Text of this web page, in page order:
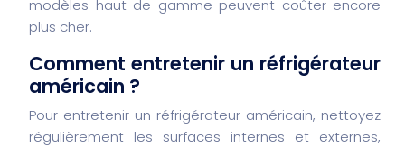
modèles haut de gamme peuvent coûter encore
plus cher.
Comment entretenir un réfrigérateur
américain ?
Pour entretenir un réfrigérateur américain, nettoyez
régulièrement les surfaces internes et externes,